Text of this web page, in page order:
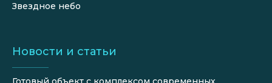
Звездное небо
Новости и статьи